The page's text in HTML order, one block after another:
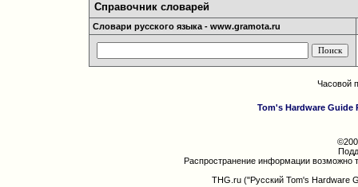
Справочник словарей
Словари русского языка - www.gramota.ru
Часовой
Tom's Hardware Guide
Распространение информации возможно
THG.ru ("Русский Tom's Hardware